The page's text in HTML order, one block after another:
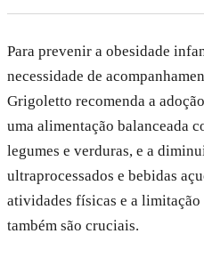
Para prevenir a obesidade
necessidade de
Grigoletto recomenda a
uma alimentação balanceada
legumes e verduras, e a
ultraprocessados e bebidas
atividades físicas e a limitação
também são cruciais.